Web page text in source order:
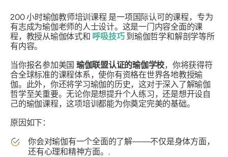
200小时瑜伽教师培训课程 是一项国际认可的课程，专为
有志成为瑜伽老师的人士设计。这是一门内容全面的课
程，教授从瑜伽体式和 呼吸技巧到瑜伽哲学和解剖学等所
有内容。
当你报名参加美国 瑜伽联盟认证的瑜伽学校，你将获得符
合全球标准的课程体系，使你有资格在世界各地教授瑜
伽。此外，你还将学习瑜伽的历史，这对于深入了解瑜伽
哲学至关重要。无论你是想提升个人练习，还是想开设自
己的瑜伽课程，这项培训都能为你奠定完美的基础。
原因如下：
你会对瑜伽有一个全面的了解——不仅是身体方面，
还有心理和精神方面。.